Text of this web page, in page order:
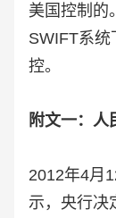
美国控制的
SWIFT系统
控。
附文一：人
2012年4月
示，央行决